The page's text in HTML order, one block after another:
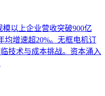
以上企业营收突破900亿
均增速超20%。无框电机订
技术与成本挑战。资本涌入